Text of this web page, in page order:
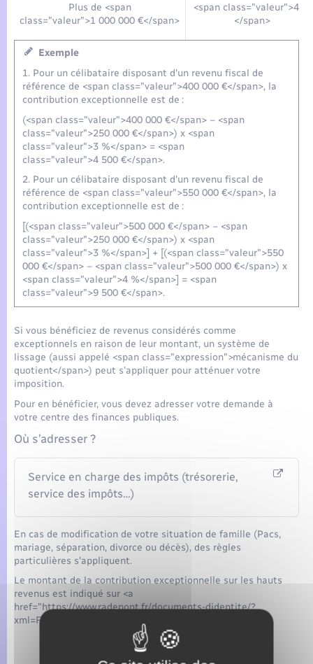
Plus de <span
class="valeur">1 000 000 €</span>
<span class="valeur">4 %
</span>
Exemple
1. Pour un célibataire disposant d'un revenu fiscal de
référence de <span class="valeur">400 000 €</span>, la
contribution exceptionnelle est de :
(<span class="valeur">400 000 €</span> – <span
class="valeur">250 000 €</span>) x <span
class="valeur">3 %</span> = <span
class="valeur">4 500 €</span>.
2. Pour un célibataire disposant d'un revenu fiscal de
référence de <span class="valeur">550 000 €</span>, la
contribution exceptionnelle est de :
[(<span class="valeur">500 000 €</span> – <span
class="valeur">250 000 €</span>) x <span
class="valeur">3 %</span>] + [(<span class="valeur">550
000 €</span> – <span class="valeur">500 000 €</span>) x
<span class="valeur">4 %</span>] = <span
class="valeur">9 500 €</span>.
Si vous bénéficiez de revenus considérés comme
exceptionnels en raison de leur montant, un système de
lissage (aussi appelé <span class="expression">mécanisme du
quotient</span>) peut s'appliquer pour atténuer votre
imposition.
Pour en bénéficier, vous devez adresser votre demande à
votre centre des finances publiques.
Où s’adresser ?
Service en charge des impôts (trésorerie,
service des impôts…)
En cas de modification de votre situation de famille (Pacs,
mariage, séparation, divorce ou décès), des règles
particulières s'appliquent.
Le montant de la contribution exceptionnelle sur les hauts
revenus est indiqué sur <a
href="https://www.radepont.fr/documents-didentite/?
xml=F99">l'avis d'impôt sur le revenu</a>.